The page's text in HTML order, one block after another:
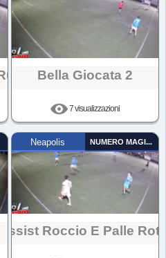
Bella Giocata 2
7 visualizzazioni
Neapolis NUMERO MAGICO
Assist Roccio E Palle